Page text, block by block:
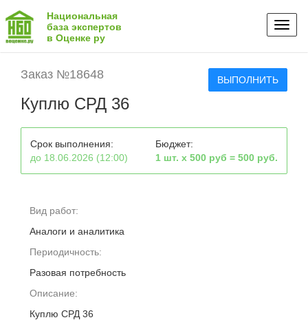
Национальная
база экспертов
в Оценке ру
Заказ №18648 ВЫПОЛНИТЬ
Куплю СРД 36
Срок выполнения:
до 18.06.2026 (12:00)
Бюджет:
1 шт. х 500 руб = 500 руб.
Вид работ:
Аналоги и аналитика
Периодичность:
Разовая потребность
Описание:
Куплю СРД 36